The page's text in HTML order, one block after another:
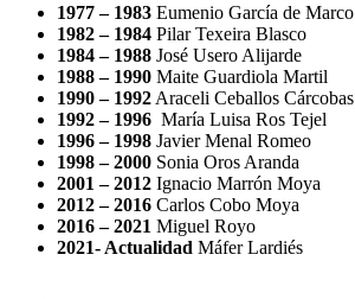
1977 – 1983 Eumenio García de Marco
1982 – 1984 Pilar Texeira Blasco
1984 – 1988 José Usero Alijarde
1988 – 1990 Maite Guardiola Martil
1990 – 1992 Araceli Ceballos Cárcobas
1992 – 1996 María Luisa Ros Tejel
1996 – 1998 Javier Menal Romeo
1998 – 2000 Sonia Oros Aranda
2001 – 2012 Ignacio Marrón Moya
2012 – 2016 Carlos Cobo Moya
2016 – 2021 Miguel Royo
2021- Actualidad Máfer Lardiés